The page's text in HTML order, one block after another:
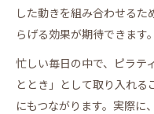
した動きを組み合わせる
らげる効果が期待できます。
忙しい毎日の中で、ピラテ
ととき」として取り入れ
にもつながります。実際に